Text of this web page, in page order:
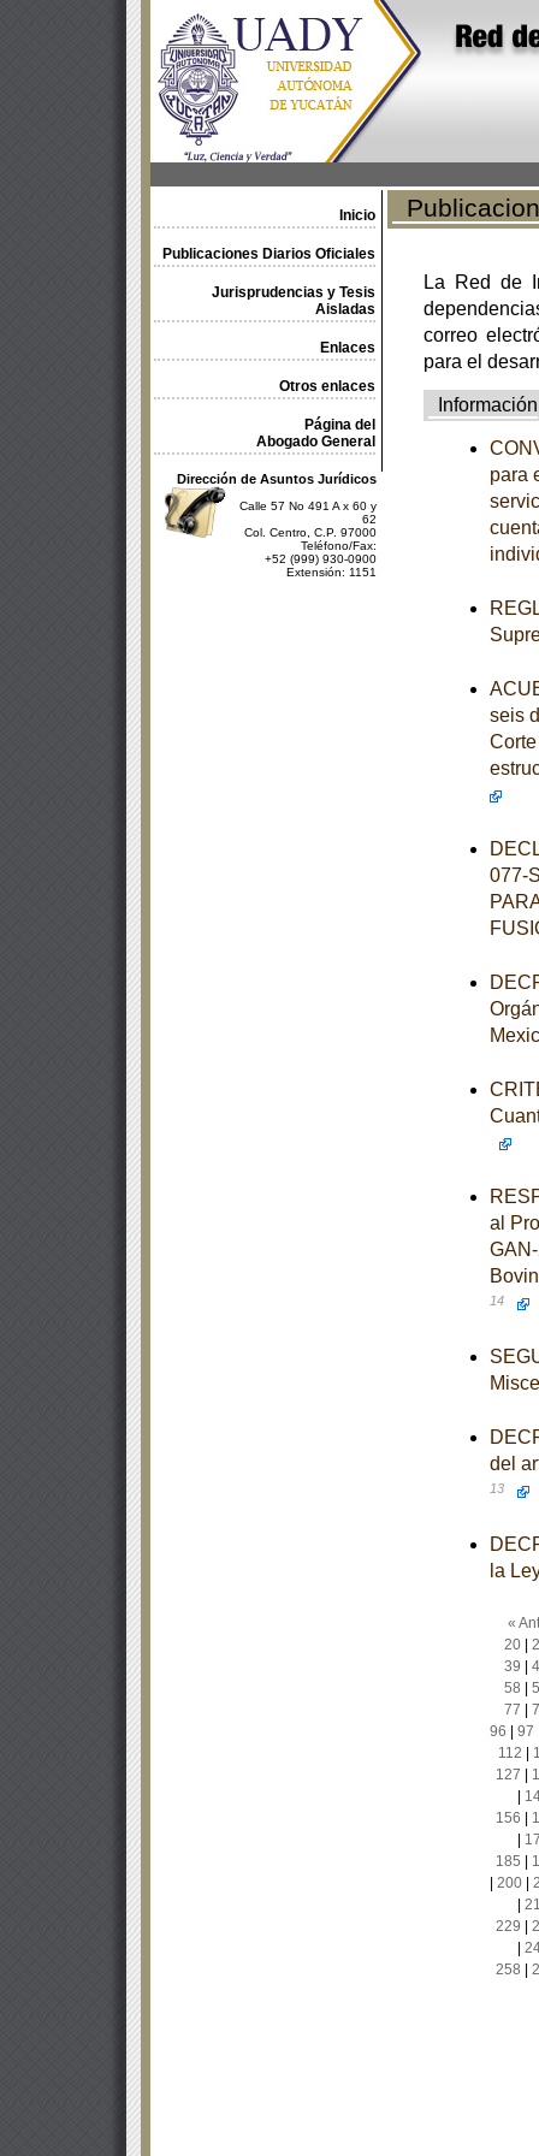
Inicio
Publicaciones Diarios Oficiales
Jurisprudencias y Tesis
Aisladas
Enlaces
Otros enlaces
Página del
Abogado General
Dirección de Asuntos Jurídicos
Calle 57 No 491 A x 60 y
62
Col. Centro, C.P. 97000
Teléfono/Fax:
+52 (999) 930-0900
Extensión: 1151
La Red de
correo
para el
Información
para
seis
077-
al
14
del
13
la
«
20|
39
58
77
96
97
112
127
156
185
200|
229
258